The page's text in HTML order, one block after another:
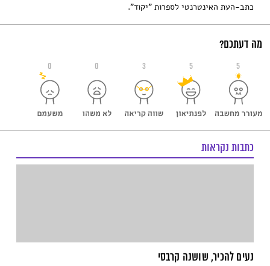
כתב-העת האינטרנטי לספרות "יקוד".
מה דעתכם?
0 0 3 5 5
כתבות נקראות
נעים להכיר, שושנה קרבסי